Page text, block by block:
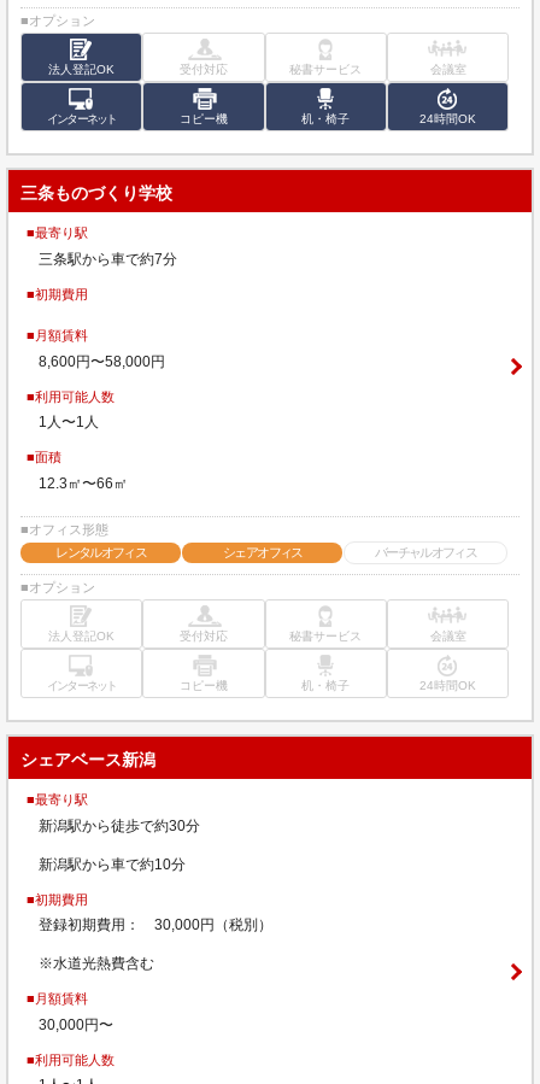
■オプション
法人登記OK 受付対応 秘書サービス 会議室
インターネット コピー機 机・椅子 24時間OK
三条ものづくり学校
■最寄り駅
三条駅から車で約7分
■初期費用
■月額賃料
8,600円〜58,000円
■利用可能人数
1人〜1人
■面積
12.3㎡〜66㎡
■オフィス形態
レンタルオフィス
シェアオフィス バーチャルオフィス
■オプション
法人登記OK 受付対応 秘書サービス 会議室
インターネット コピー機 机・椅子 24時間OK
シェアベース新潟
■最寄り駅
新潟駅から徒歩で約30分
新潟駅から車で約10分
■初期費用
登録初期費用： 30,000円（税別）
※水道光熱費含む
■月額賃料
30,000円〜
■利用可能人数